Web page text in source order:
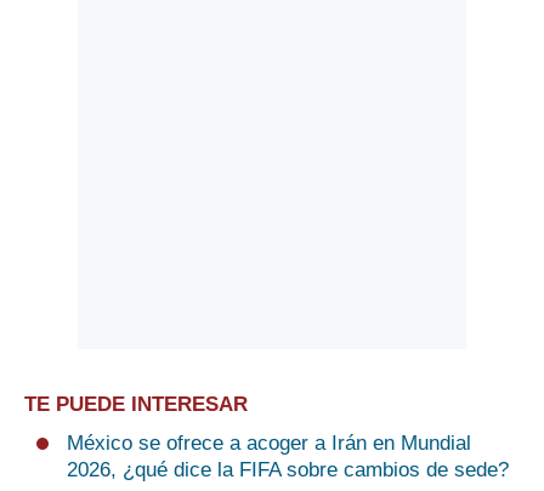
TE PUEDE INTERESAR
México se ofrece a acoger a Irán en Mundial
2026, ¿qué dice la FIFA sobre cambios de sede?